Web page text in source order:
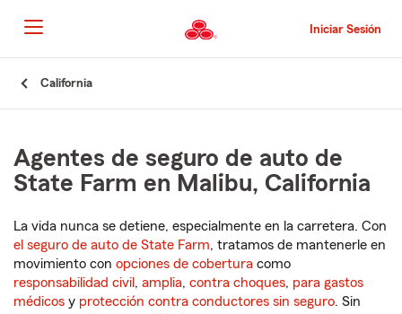
al
contenido
principal
Iniciar Sesión
California
Agentes de seguro de auto de
State Farm en Malibu, California
La vida nunca se detiene, especialmente en la carretera. Con
el seguro de auto de State Farm, tratamos de mantenerle en
movimiento con opciones de cobertura como
responsabilidad civil , amplia, contra choques, para gastos
médicos y protección contra conductores sin seguro. Sin